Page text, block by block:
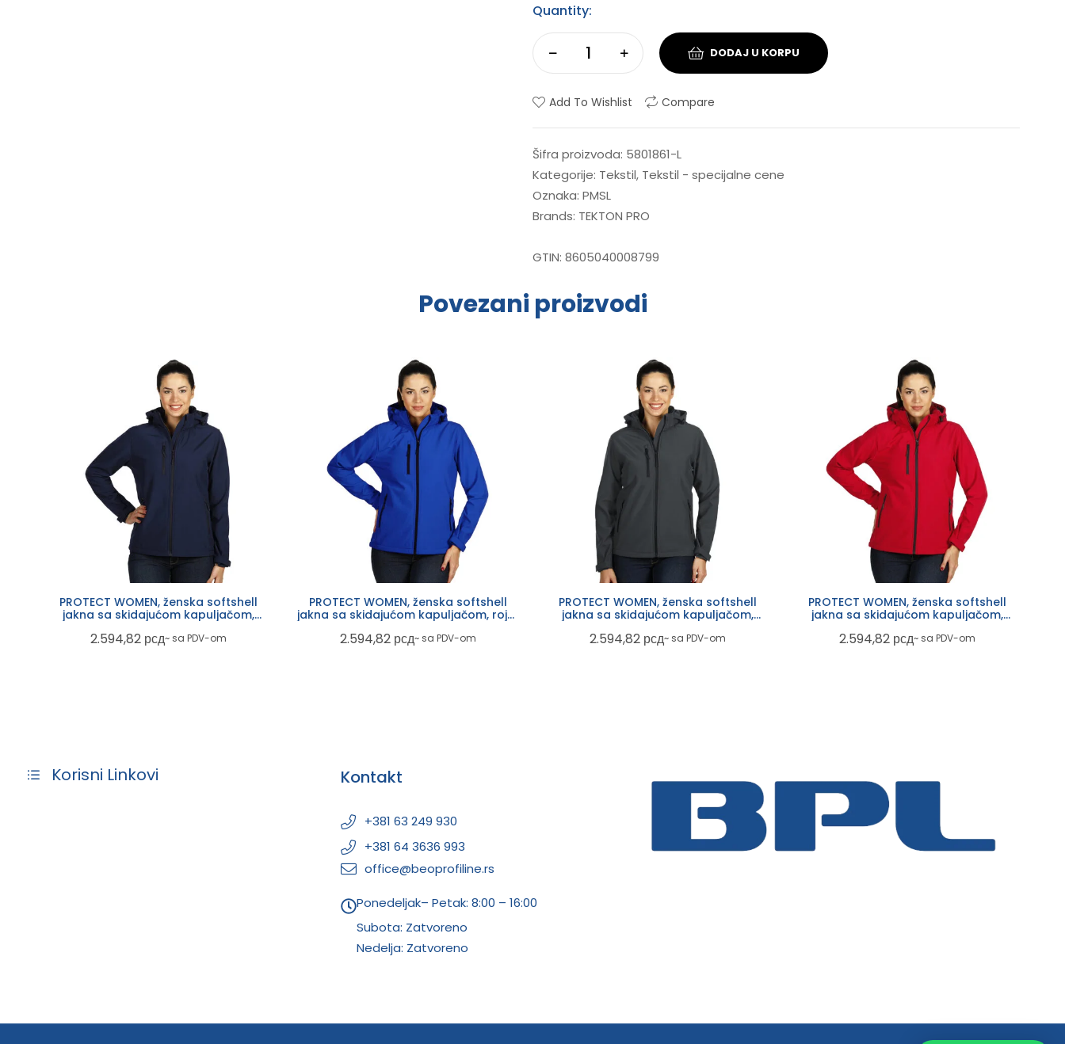
Quantity:
DODAJ U KORPU
Add To Wishlist Compare
Šifra proizvoda: 5801861-L
Kategorije: Tekstil, Tekstil - specijalne cene
Oznaka: PMSL
Brands: TEKTON PRO
GTIN: 8605040008799
Povezani proizvodi
PROTECT WOMEN, ženska softshell
jakna sa skidajućom kapuljačom,
2.594,82 рсд~ sa PDV-om
PROTECT WOMEN, ženska softshell
jakna sa skidajućom kapuljačom, rojal
2.594,82 рсд~ sa PDV-om
PROTECT WOMEN, ženska softshell
jakna sa skidajućom kapuljačom,
2.594,82 рсд~ sa PDV-om
PROTECT WOMEN, ženska softshell
jakna sa skidajućom kapuljačom,
2.594,82 рсд~ sa PDV-om
Korisni Linkovi Kontakt
+381 63 249 930
+381 64 3636 993
office@beoprofiline.rs
Ponedeljak– Petak: 8:00 – 16:00
Subota: Zatvoreno
Nedelja: Zatvoreno